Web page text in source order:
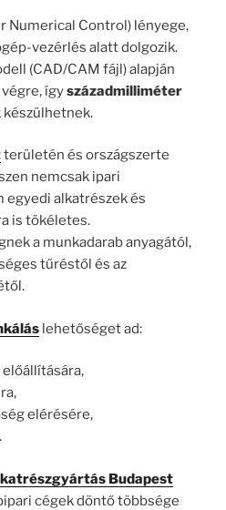
Numerical Control) lényege,
vezérlés alatt dolgozik.
(CAD/CAM fájl) alapján
ígyszázadmilliméter
készülhetnek.
területén és országszerte
nemcsak ipari
egyedi alkatrészek és
is tökéletes.
a munkadarab anyagától,
tűréstől és az
lehetőséget ad:
elérésére,
Budapest
cégek döntő többsége